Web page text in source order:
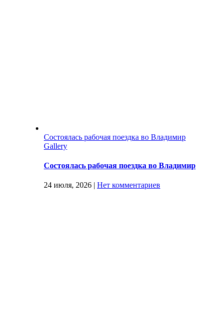
Состоялась рабочая поездка во Владимир
Gallery
Состоялась рабочая поездка во Владимир
24 июля, 2026 | Нет комментариев